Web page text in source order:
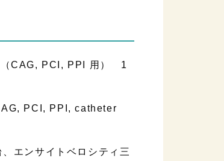
（CAG, PCI, PPI 用） 1
PCI, PPI, catheter
エンサイトベロシティ三